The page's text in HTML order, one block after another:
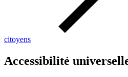
citoyens
Accessibilité